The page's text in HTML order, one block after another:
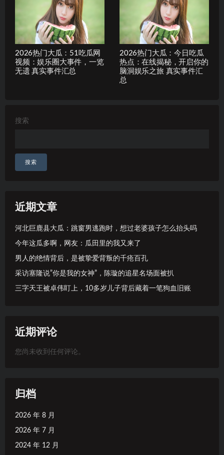
2026热门大瓜：51吃瓜网
视频：娱乐圈大事件，一览
无遗 真实事件汇总
2026热门大瓜：今日吃瓜
热点：在线揭秘，开启你的
脑洞娱乐之旅 真实事件汇
总
搜索
搜索
近期文章
河北巨鹿县大瓜：跳窗男逃跑时，想过老婆孩子怎么抬头吗
今年这瓜多啊，网友：瓜田里的我又来了
男人的绝情背后，是被挚爱背叛的千疮百孔
采访塞隆说”你是我的女神”，陈璇的追星名场面被扒
三字天王被卓伟盯上，10多岁儿子背后藏着一笔狗血旧账
近期评论
您尚未收到任何评论。
归档
2026 年 8 月
2026 年 7 月
2024 年 12 月